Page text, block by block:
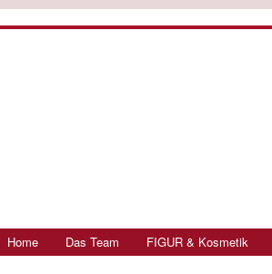
Home Das Team FIGUR & Kosmetik